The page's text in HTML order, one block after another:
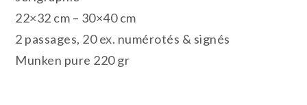
22×32 cm – 30×40 cm
2 passages, 20 ex. numérotés & signés
Munken pure 220 gr